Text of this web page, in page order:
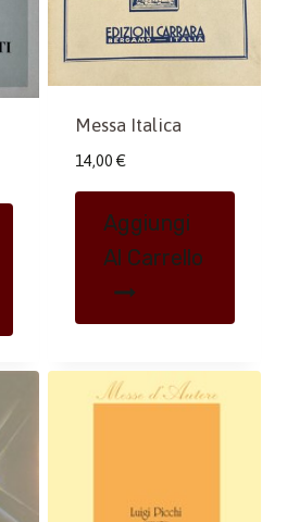
Messa Italica
14,00 €
Aggiungi
Al Carrello